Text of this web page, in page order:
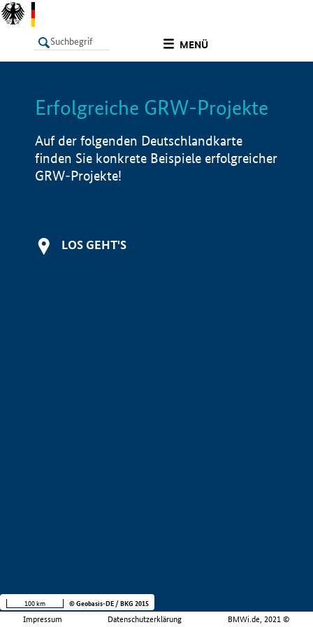
MENÜ
LISTE Info
Erfolgreiche GRW-Projekte
Auf der folgenden Deutschlandkarte
finden Sie konkrete Beispiele erfolgreicher
GRW-Projekte!
LOS GEHT'S
Impressum Datenschutzerklärung BMWi.de, 2021 ©
100 km © Geobasis-DE / BKG 2015